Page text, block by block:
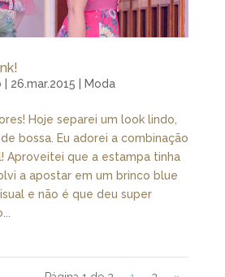
26.mar.2015 Moda
Hoje separei um look lindo,
bossa. Eu adorei a combinação
Aproveitei que a estampa tinha
a apostar em um brinco blue
e não é que deu super